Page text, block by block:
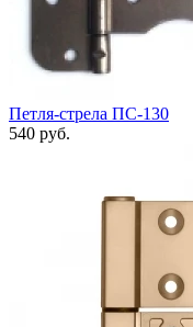
Петля-стрела ПС-130
540 руб.